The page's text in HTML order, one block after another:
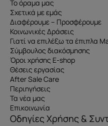
Το όραμα μας
Σχετικά με εμάς
Διαφέρουμε – Προσφέρουμε
Κοινωνικές Δράσεις
Γιατί να επιλέξω τα έπιπλα
Σύμβουλος διακόσμησης
Όροι χρήσης E-shop
Θέσεις εργασίας
After Sale Care
Περιηγήσεις
Τα νέα μας
Επικοινωνία
Οδηγίες Χρήσης &